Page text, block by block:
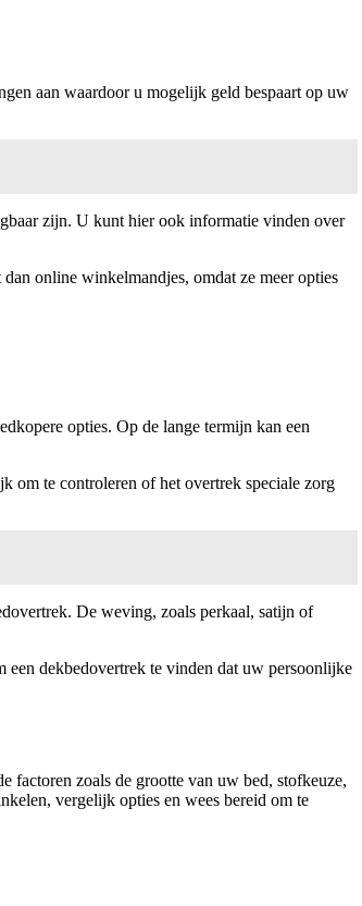
aan waardoor u mogelijk geld bespaart op uw
zijn. U kunt hier ook informatie vinden over
online winkelmandjes, omdat ze meer opties
opties. Op de lange termijn kan een
om te controleren of het overtrek speciale zorg
De weving, zoals perkaal, satijn of
een dekbedovertrek te vinden dat uw persoonlijke
factoren zoals de grootte van uw bed, stofkeuze,
vergelijk opties en wees bereid om te